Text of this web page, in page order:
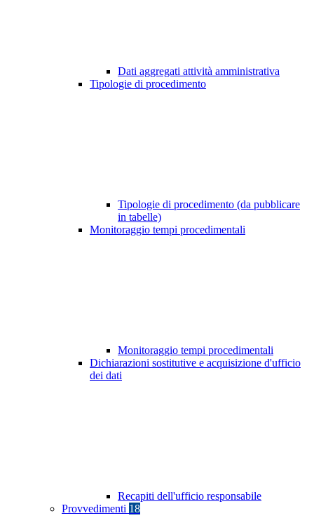
Dati aggregati attività amministrativa
Tipologie di procedimento
Tipologie di procedimento (da pubblicare
in tabelle)
Monitoraggio tempi procedimentali
Monitoraggio tempi procedimentali
Dichiarazioni sostitutive e acquisizione d'ufficio
dei dati
Recapiti dell'ufficio responsabile
Provvedimenti 18